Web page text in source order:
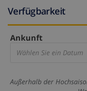
Verfügbarkeit
Ankunft
Wählen Sie ein Datum
Außerhalb der